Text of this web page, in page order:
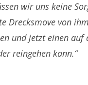
wir uns keine
Drecksmove von
und jetzt einen auf
reingehen kann.“